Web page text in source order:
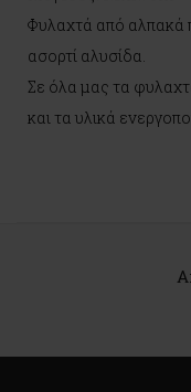
Φυλαχτά από αλπακά
ασορτί αλυσίδα.
Σε όλα μας τα
και τα υλικά